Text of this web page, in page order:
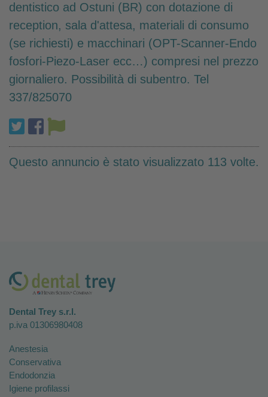
dentistico ad Ostuni (BR) con dotazione di
reception, sala d'attesa, materiali di consumo
(se richiesti) e macchinari (OPT-Scanner-Endo
fosfori-Piezo-Laser ecc…) compresi nel prezzo
giornaliero. Possibilità di subentro. Tel
337/825070
Questo annuncio è stato visualizzato 113 volte.
Dental Trey s.r.l.
p.iva 01306980408
Anestesia
Conservativa
Endodonzia
Igiene profilassi